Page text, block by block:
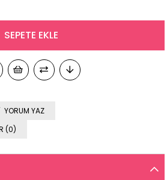
YORUM YAZ
(0)